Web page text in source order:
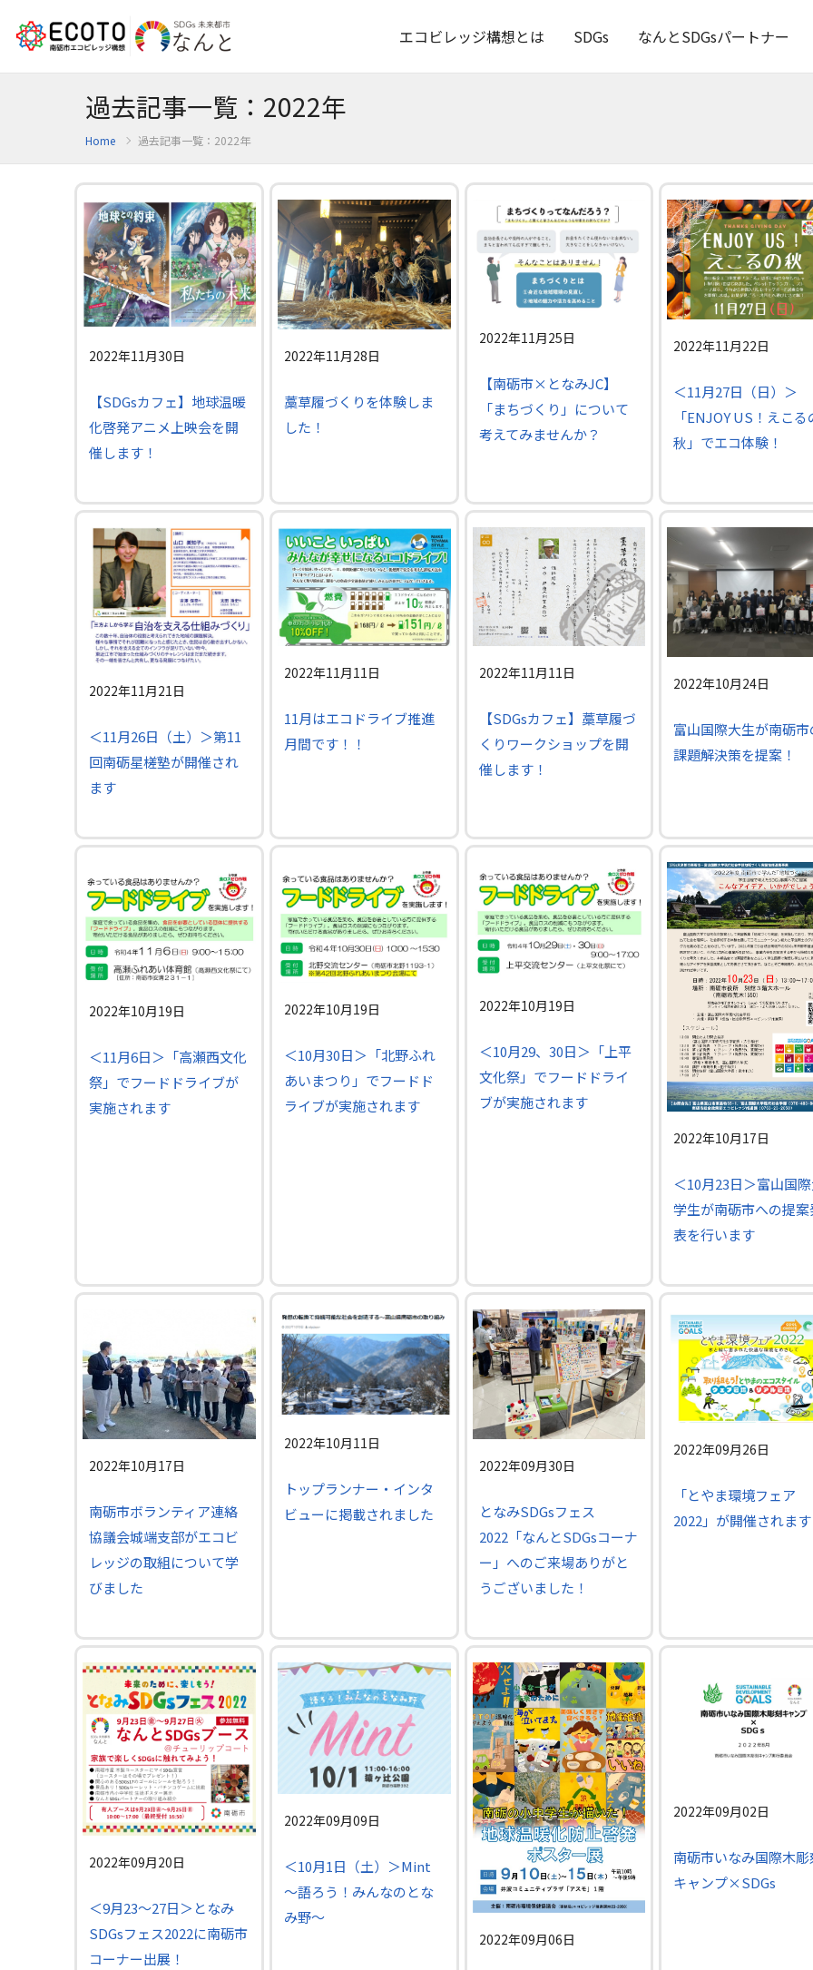
エコビレッジ構想とは SDGs なんとSDGsパートナー
過去記事一覧：2022年
Home 過去記事一覧：2022年
2022年11月30日
【SDGsカフェ】地球温暖
化啓発アニメ上映会を開
催します！
2022年11月28日
藁草履づくりを体験しま
した！
2022年11月25日
【南砺市×となみJC】
「まちづくり」について
考えてみませんか？
2022年11月22日
＜11月27日（日）＞
「ENJOY US！えこる
秋」でエコ体験！
2022年11月21日
＜11月26日（土）＞第11
回南砺星槎塾が開催され
ます
2022年11月11日
11月はエコドライブ推進
月間です！！
2022年11月11日
【SDGsカフェ】藁草履づ
くりワークショップを開
催します！
2022年10月24日
富山国際大生が南砺市
課題解決策を提案！
2022年10月19日
＜11月6日＞「高瀬西文化
祭」でフードドライブが
実施されます
2022年10月19日
＜10月30日＞「北野ふれ
あいまつり」でフードド
ライブが実施されます
2022年10月19日
＜10月29、30日＞「上平
文化祭」でフードドライ
ブが実施されます
2022年10月17日
＜10月23日＞富山国
学生が南砺市への提案
表を行います
2022年10月17日
南砺市ボランティア連絡
協議会城端支部がエコビ
レッジの取組について学
びました
2022年10月11日
トップランナー・インタ
ビューに掲載されました
2022年09月30日
となみSDGsフェス
2022「なんとSDGsコーナ
ー」へのご来場ありがと
うございました！
2022年09月26日
「とやま環境フェア
2022」が開催されます
2022年09月20日
＜9月23～27日＞となみ
SDGsフェス2022に南砺市
コーナー出展！
2022年09月09日
＜10月1日（土）＞Mint
～語ろう！みんなのとな
み野～
2022年09月06日
2022年09月02日
南砺市いなみ国際木彫
キャンプ×SDGs